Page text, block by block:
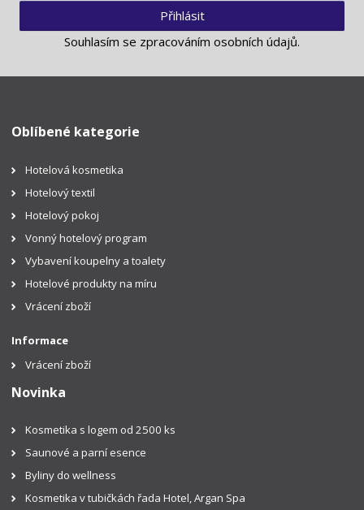
Přihlásit
Souhlasím se zpracováním osobních údajů.
Oblíbené kategorie
Hotelová kosmetika
Hotelový textil
Hotelový pokoj
Vonný hotelový program
Vybavení koupelny a toalety
Hotelové produkty na míru
Vrácení zboží
Informace
Vrácení zboží
Novinka
Kosmetika s logem od 2500 ks
Saunové a parní esence
Byliny do wellness
Kosmetika v tubičkách řada Hotel, Argan Spa